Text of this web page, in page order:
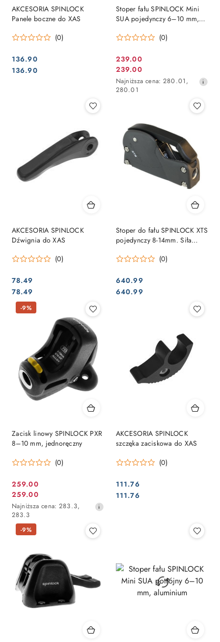
AKCESORIA SPINLOCK
Panele boczne do XAS
(0)
Cena:
136.90
Cena:
136.90
Stoper fału SPINLOCK Mini
SUA pojedynczy 6–10 mm,
(0)
Cena
promocyjna:
239.00
Cena
promocyjna:
239.00
Najniższa
cena
przed
obniżką
Najniższa cena: 280.01,
280.01
AKCESORIA SPINLOCK
Dźwignia do XAS
(0)
Cena:
78.49
Cena:
78.49
Stoper do fału SPINLOCK XTS
pojedynczy 8-14mm. Siła
(0)
Cena:
640.99
Cena:
640.99
Zacisk linowy SPINLOCK PXR
8–10 mm, jednoręczny
(0)
Cena
promocyjna:
259.00
Cena
promocyjna:
259.00
Najniższa
cena
30
obniżką
Najniższa cena: 283.3,
283.3
-9%
AKCESORIA SPINLOCK
szczęka zaciskowa do XAS
(0)
Cena:
111.76
Cena:
111.76
-9%